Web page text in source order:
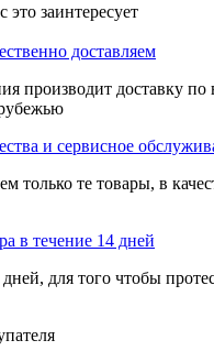
заинтересует
доставляем
производит доставку по
и сервисное
только те товары, в
в течение 14 дней
дней, для того чтобы